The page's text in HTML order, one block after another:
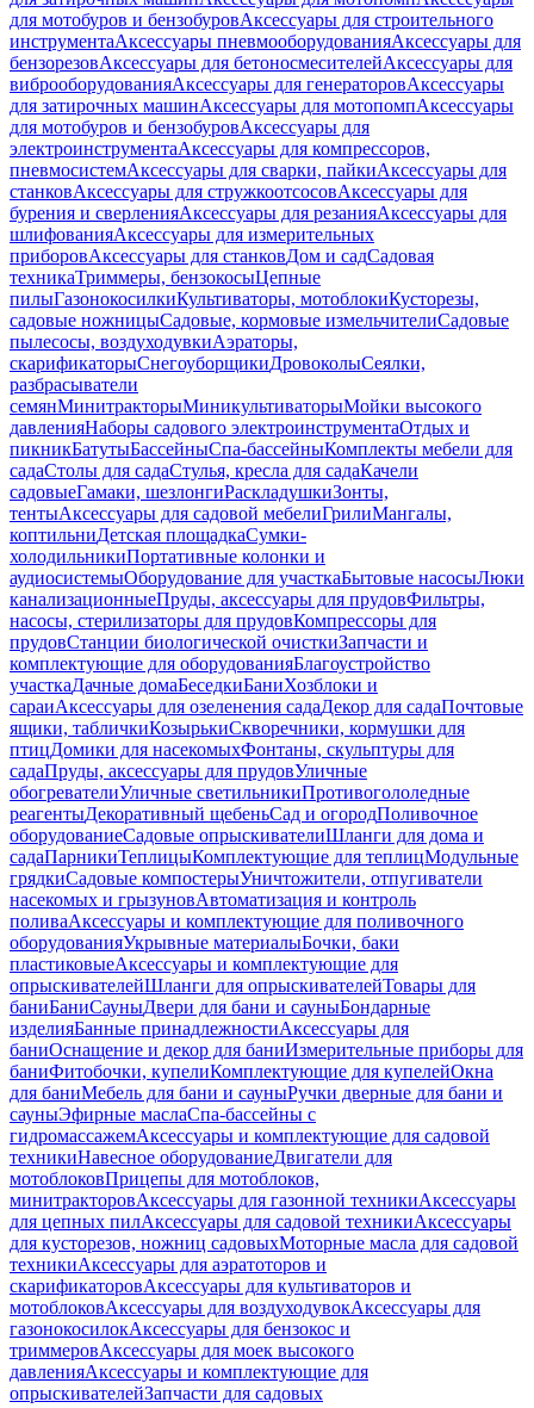
для мотобуров и бензобуровАксессуары для строительного
инструментаАксессуары пневмооборудованияАксессуары для
бензорезовАксессуары для бетоносмесителейАксессуары для
виброоборудованияАксессуары для генераторовАксессуары
для затирочных машинАксессуары для мотопомпАксессуары
для мотобуров и бензобуровАксессуары для
электроинструментаАксессуары для компрессоров,
пневмосистемАксессуары для сварки, пайкиАксессуары для
станковАксессуары для стружкоотсосовАксессуары для
бурения и сверленияАксессуары для резанияАксессуары для
шлифованияАксессуары для измерительных
приборовАксессуары для станковДом и садСадовая
техникаТриммеры, бензокосыЦепные
пилыГазонокосилкиКультиваторы, мотоблокиКусторезы,
садовые ножницыСадовые, кормовые измельчителиСадовые
пылесосы, воздуходувкиАэраторы,
скарификаторыСнегоуборщикиДровоколыСеялки,
разбрасыватели
семянМинитракторыМиникультиваторыМойки высокого
давленияНаборы садового электроинструментаОтдых и
пикникБатутыБассейныСпа-бассейныКомплекты мебели для
садаСтолы для садаСтулья, кресла для садаКачели
садовыеГамаки, шезлонгиРаскладушкиЗонты,
тентыАксессуары для садовой мебелиГрилиМангалы,
коптильниДетская площадкаСумки-
холодильникиПортативные колонки и
аудиосистемыОборудование для участкаБытовые насосыЛюки
канализационныеПруды, аксессуары для прудовФильтры,
насосы, стерилизаторы для прудовКомпрессоры для
прудовСтанции биологической очисткиЗапчасти и
комплектующие для оборудованияБлагоустройство
участкаДачные домаБеседкиБаниХозблоки и
сараиАксессуары для озеленения садаДекор для садаПочтовые
ящики, табличкиКозырькиСкворечники, кормушки для
птицДомики для насекомыхФонтаны, скульптуры для
садаПруды, аксессуары для прудовУличные
обогревателиУличные светильникиПротивогололедные
реагентыДекоративный щебеньСад и огородПоливочное
оборудованиеСадовые опрыскивателиШланги для дома и
садаПарникиТеплицыКомплектующие для теплицМодульные
грядкиСадовые компостерыУничтожители, отпугиватели
насекомых и грызуновАвтоматизация и контроль
поливаАксессуары и комплектующие для поливочного
оборудованияУкрывные материалыБочки, баки
пластиковыеАксессуары и комплектующие для
опрыскивателейШланги для опрыскивателейТовары для
баниБаниСауныДвери для бани и сауныБондарные
изделияБанные принадлежностиАксессуары для
баниОснащение и декор для баниИзмерительные приборы для
баниФитобочки, купелиКомплектующие для купелейОкна
для баниМебель для бани и сауныРучки дверные для бани и
сауныЭфирные маслаСпа-бассейны с
гидромассажемАксессуары и комплектующие для садовой
техникиНавесное оборудованиеДвигатели для
мотоблоковПрицепы для мотоблоков,
минитракторовАксессуары для газонной техникиАксессуары
для цепных пилАксессуары для садовой техникиАксессуары
для кусторезов, ножниц садовыхМоторные масла для садовой
техникиАксессуары для аэратоторов и
скарификаторовАксессуары для культиваторов и
мотоблоковАксессуары для воздуходувокАксессуары для
газонокосилокАксессуары для бензокос и
триммеровАксессуары для моек высокого
давленияАксессуары и комплектующие для
опрыскивателейЗапчасти для садовых